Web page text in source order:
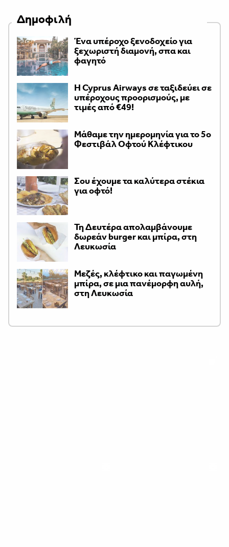
Δημοφιλή
Ένα υπέροχο ξενοδοχείο για
ξεχωριστή διαμονή, σπα και
φαγητό
H Cyprus Airways σε ταξιδεύει σε
υπέροχους προορισμούς, με
τιμές από €49!
Μάθαμε την ημερομηνία για το 5ο
Φεστιβάλ Οφτού Κλέφτικου
Σου έχουμε τα καλύτερα στέκια
για οφτό!
Τη Δευτέρα απολαμβάνουμε
δωρεάν burger και μπίρα, στη
Λευκωσία
Μεζές, κλέφτικο και παγωμένη
μπίρα, σε μια πανέμορφη αυλή,
στη Λευκωσία